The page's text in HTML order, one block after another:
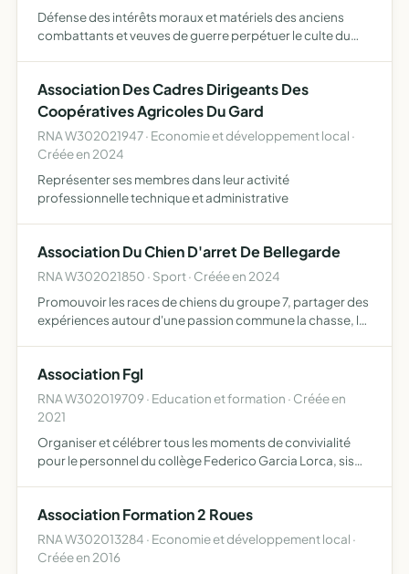
Défense des intérêts moraux et matériels des anciens
combattants et veuves de guerre perpétuer le culte du
Association Des Cadres Dirigeants Des
Coopératives Agricoles Du Gard
RNA W302021947 · Economie et développement local ·
Créée en 2024
Représenter ses membres dans leur activité
professionnelle technique et administrative
Association Du Chien D'arret De Bellegarde
RNA W302021850 · Sport · Créée en 2024
Promouvoir les races de chiens du groupe 7, partager des
expériences autour d'une passion commune la chasse, la
d'…
Association Fgl
RNA W302019709 · Education et formation · Créée en
2021
Organiser et célébrer tous les moments de convivialité
pour le personnel du collège Federico Garcia Lorca, sis
…
Association Formation 2 Roues
RNA W302013284 · Economie et développement local ·
Créée en 2016